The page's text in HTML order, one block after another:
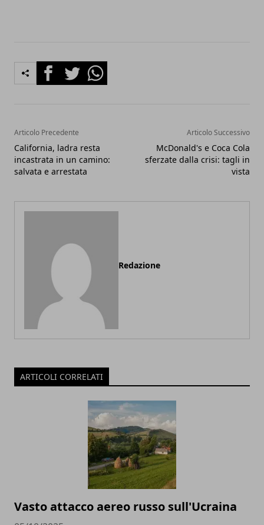
FacebookTwitterWhatsapp
Articolo Precedente
California, ladra resta
incastrata in un camino:
salvata e arrestata
Articolo Successivo
McDonald's e Coca Cola
sferzate dalla crisi: tagli in
vista
Redazione
ARTICOLI CORRELATI
Vasto attacco aereo russo sull'Ucraina